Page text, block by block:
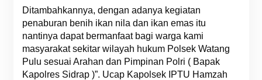
Ditambahkannya, dengan adanya kegiatan
penaburan benih ikan nila dan ikan emas itu
nantinya dapat bermanfaat bagi warga kami
masyarakat sekitar wilayah hukum Polsek Watang
Pulu sesuai Arahan dan Pimpinan Polri ( Bapak
Kapolres Sidrap )”. Ucap Kapolsek IPTU Hamzah